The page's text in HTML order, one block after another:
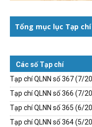
Tổng mục lục Tạp
Các số Tạp chí
Tạp chí QLNN số 367 (7/
Tạp chí QLNN số 366 (7/
Tạp chí QLNN số 365 (6/
Tạp chí QLNN số 364 (5/